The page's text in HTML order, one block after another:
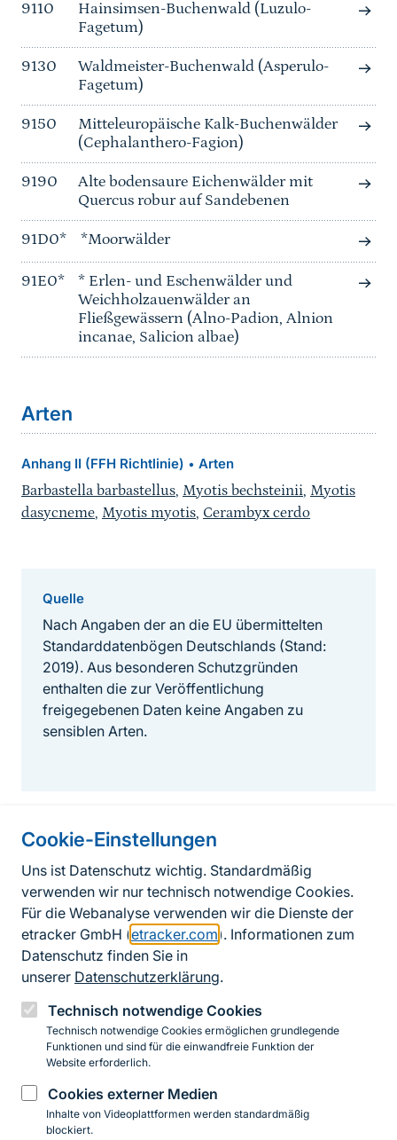
Cookie-Einstellungen
Uns ist Datenschutz wichtig. Standardmäßig
verwenden wir nur technisch notwendige Cookies.
Für die Webanalyse verwenden wir die Dienste der
etracker GmbH (etracker.com ). Informationen zum
Datenschutz finden Sie in
unserer Datenschutzerklärung.
Technisch notwendige Cookies
Technisch notwendige Cookies ermöglichen grundlegende
Funktionen und sind für die einwandfreie Funktion der
Website erforderlich.
Cookies externer Medien
Inhalte von Videoplattformen werden standardmäßig
blockiert.
9110
Hainsimsen-Buchenwald (Luzulo-
Fagetum)
9130
Waldmeister-Buchenwald (Asperulo-
Fagetum)
9150
Mitteleuropäische Kalk-Buchenwälder
(Cephalanthero-Fagion)
9190
Alte bodensaure Eichenwälder mit
Quercus robur auf Sandebenen
91D0* *Moorwälder
91E0*
* Erlen- und Eschenwälder und
Weichholzauenwälder an
Fließgewässern (Alno-Padion, Alnion
incanae, Salicion albae)
Arten
Anhang II (FFH Richtlinie) • Arten
Barbastella barbastellus, Myotis bechsteinii, Myotis
dasycneme, Myotis myotis, Cerambyx cerdo
Quelle
Nach Angaben der an die EU übermittelten
Standarddatenbögen Deutschlands (Stand:
2019). Aus besonderen Schutzgründen
enthalten die zur Veröffentlichung
freigegebenen Daten keine Angaben zu
sensiblen Arten.
Informationen zur Seite
FußzeileKontakt zum BfN
Kontaktformular
Erklärung zur Barrierefreiheit
Impressum
Datenschutz
InstagramFacebookYouTubeLinkedIn